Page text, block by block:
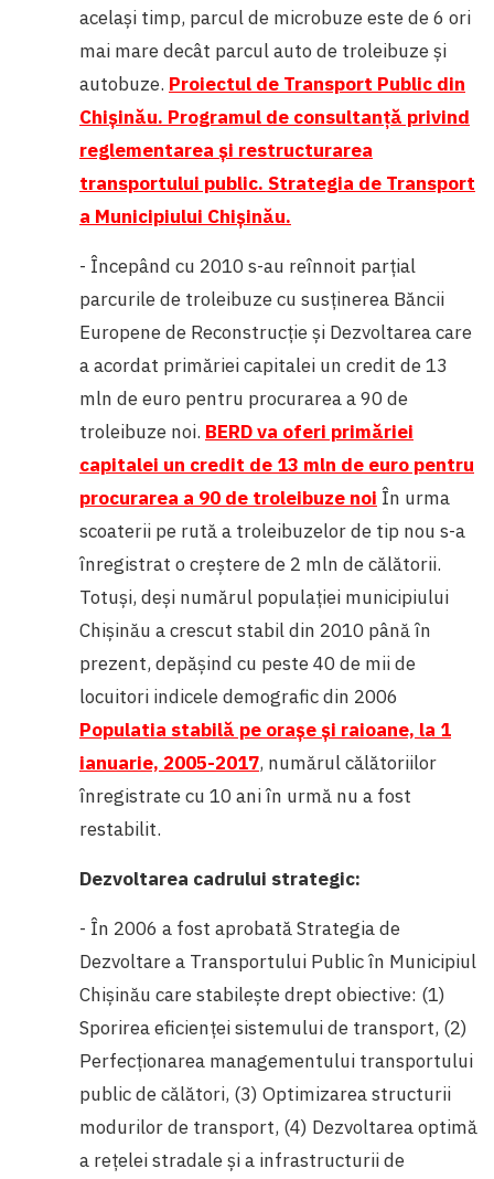
același timp, parcul de microbuze este de 6 ori
mai mare decât parcul auto de troleibuze și
autobuze. Proiectul de Transport Public din
Chişinău. Programul de consultanţă privind
reglementarea şi restructurarea
transportului public. Strategia de Transport
a Municipiului Chişinău.
- Începând cu 2010 s-au reînnoit parțial
parcurile de troleibuze cu susținerea Băncii
Europene de Reconstrucție și Dezvoltarea care
a acordat primăriei capitalei un credit de 13
mln de euro pentru procurarea a 90 de
troleibuze noi. BERD va oferi primăriei
capitalei un credit de 13 mln de euro pentru
procurarea a 90 de troleibuze noi În urma
scoaterii pe rută a troleibuzelor de tip nou s-a
înregistrat o creștere de 2 mln de călătorii.
Totuși, deși numărul populației municipiului
Chișinău a crescut stabil din 2010 până în
prezent, depășind cu peste 40 de mii de
locuitori indicele demografic din 2006
Populatia stabilă pe orașe și raioane, la 1
ianuarie, 2005-2017, numărul călătoriilor
înregistrate cu 10 ani în urmă nu a fost
restabilit.
Dezvoltarea cadrului strategic:
- În 2006 a fost aprobată Strategia de
Dezvoltare a Transportului Public în Municipiul
Chişinău care stabilește drept obiective: (1)
Sporirea eficienţei sistemului de transport, (2)
Perfecţionarea managementului transportului
public de călători, (3) Optimizarea structurii
modurilor de transport, (4) Dezvoltarea optimă
a reţelei stradale şi a infrastructurii de